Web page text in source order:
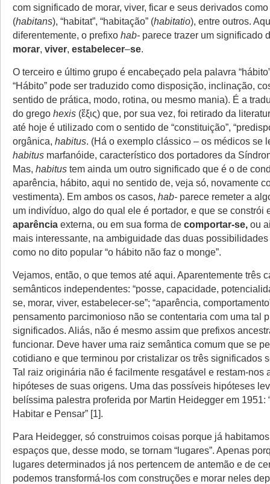
com significado de morar, viver, ficar e seus derivados como
(habitans), “habitat”, “habitação” (habitatio), entre outros.
diferentemente, o prefixo hab- parece trazer um significado
morar, viver, estabelecer–se.
O terceiro e último grupo é encabeçado pela palavra
“Hábito” pode ser traduzido como disposição, inclinação,
sentido de prática, modo, rotina, ou mesmo mania). É a
do grego hexis (ἕξις) que, por sua vez, foi retirado da
até hoje é utilizado com o sentido de “constituição”,
orgânica, habitus. (Há o exemplo clássico – os médicos se
habitus marfanóide, característico dos portadores da
Mas, habitus tem ainda um outro significado que é o de
aparência, hábito, aqui no sentido de, veja só, novamente
vestimenta). Em ambos os casos, hab- parece remeter a
um indivíduo, algo do qual ele é portador, e que se constrói
aparência externa, ou em sua forma de comportar-se, ou
mais interessante, na ambiguidade das duas
como no dito popular “o hábito não faz o monge”.
Vejamos, então, o que temos até aqui. Aparentemente três
semânticos independentes: “posse, capacidade,
se, morar, viver, estabelecer-se”; “aparência,
pensamento parcimonioso não se contentaria com uma tal
significados. Aliás, não é mesmo assim que prefixos
funcionar. Deve haver uma raiz semântica comum que se
cotidiano e que terminou por cristalizar os três significados
Tal raiz originária não é facilmente resgatável e restam-nos
hipóteses de suas origens. Uma das possíveis hipóteses
belíssima palestra proferida por Martin Heidegger em 1951:
Habitar e Pensar” [1].
Para Heidegger, só construimos coisas porque já
espaços que, desse modo, se tornam “lugares”. Apenas
lugares determinados já nos pertencem de antemão e de
podemos transformá-los com construções e morar neles